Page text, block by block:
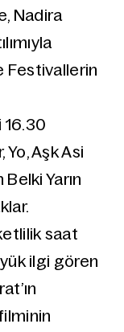
Nadira
Festivallerin
Aşk Asi
Yarın
saat
ilgi gören